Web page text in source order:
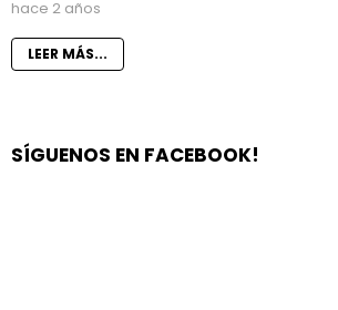
hace 2 años
LEER MÁS...
SÍGUENOS EN FACEBOOK!